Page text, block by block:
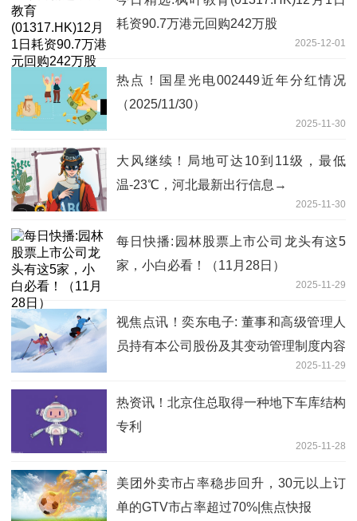
耗资90.7万港元回购242万股
2025-12-01
热点！国星光电002449近年分红情况
（2025/11/30）
2025-11-30
大风继续！局地可达10到11级，最低
温-23℃，河北最新出行信息→
2025-11-30
每日快播:园林股票上市公司龙头有这5
家，小白必看！（11月28日）
2025-11-29
视焦点讯！奕东电子: 董事和高级管理人
员持有本公司股份及其变动管理制度内容
2025-11-29
热资讯！北京住总取得一种地下车库结构
专利
2025-11-28
美团外卖市占率稳步回升，30元以上订
单的GTV市占率超过70%|焦点快报